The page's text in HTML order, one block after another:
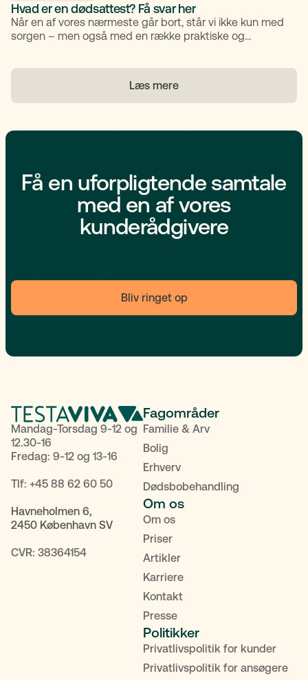
Hvad er en dødsattest? Få svar her
Når en af vores nærmeste går bort, står vi ikke kun med
sorgen – men også med en række praktiske og
dødsfaldet og er nødvendig for at kunne komme videre
med eksempelvis kontakt til skifteretten og
forklarer vi, hvad en dødsattest er, hvad den indeholder,
Læs mere
Få en uforpligtende samtale
med en af vores
kunderådgivere
Bliv ringet op
Mandag-Torsdag 9-12 og
12.30-16
Fredag: 9-12 og 13-16
Tlf: +45 88 62 60 50
Havneholmen 6,
2450 København SV
CVR: 38364154
Fagområder
Familie & Arv
Bolig
Erhverv
Dødsbobehandling
Om os
Om os
Priser
Artikler
Karriere
Kontakt
Presse
Politikker
Privatlivspolitik for kunder
Privatlivspolitik for ansøgere
POPULÆRE SØGNINGER